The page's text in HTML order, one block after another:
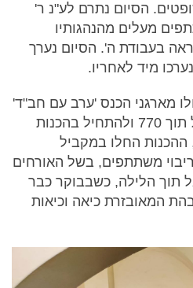
הסיום נתרם לע"נ ר'
מעלים מהנהגותיו
בעבודת ה'. הסיום נערך
מיד לאחריו.
מארגני הכנס 'ערב עם חב"ד'
להכניס את הציוד הרב אל תוך 770 ולהתחיל בהכנות
החלו במקביל
משתתפים, בשל האורחים
תוך הלילה, כשבבוקר כבר
המאובזרת כיאה וכיאות